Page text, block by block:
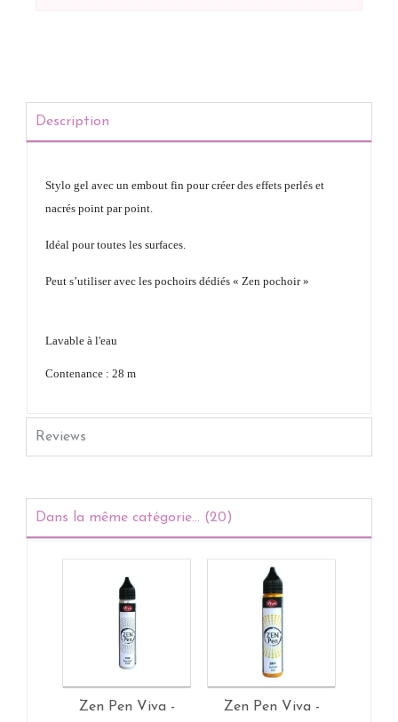
Description
Stylo gel avec un embout fin pour créer des effets perlés et
nacrés point par point.
Idéal pour toutes les surfaces.
Peut s’utiliser avec les pochoirs dédiés « Zen pochoir »
Lavable à l'eau
Contenance : 28 m
Reviews
Dans la même catégorie... (20)
Zen Pen Viva -
Zen Pen Viva -